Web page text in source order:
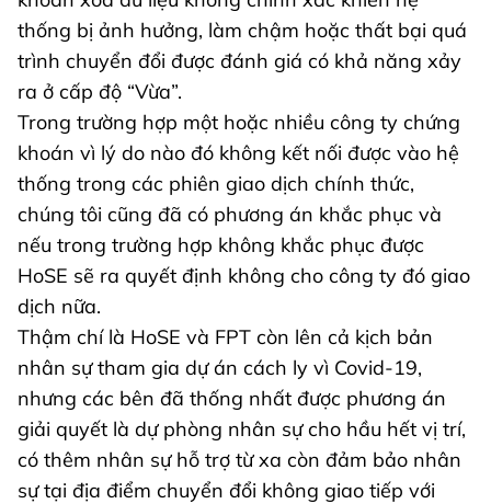
thống bị ảnh hưởng, làm chậm hoặc thất bại quá
trình chuyển đổi được đánh giá có khả năng xảy
ra ở cấp độ “Vừa”.
Trong trường hợp một hoặc nhiều công ty chứng
khoán vì lý do nào đó không kết nối được vào hệ
thống trong các phiên giao dịch chính thức,
chúng tôi cũng đã có phương án khắc phục và
nếu trong trường hợp không khắc phục được
HoSE sẽ ra quyết định không cho công ty đó giao
dịch nữa.
Thậm chí là HoSE và FPT còn lên cả kịch bản
nhân sự tham gia dự án cách ly vì Covid-19,
nhưng các bên đã thống nhất được phương án
giải quyết là dự phòng nhân sự cho hầu hết vị trí,
có thêm nhân sự hỗ trợ từ xa còn đảm bảo nhân
sự tại địa điểm chuyển đổi không giao tiếp với